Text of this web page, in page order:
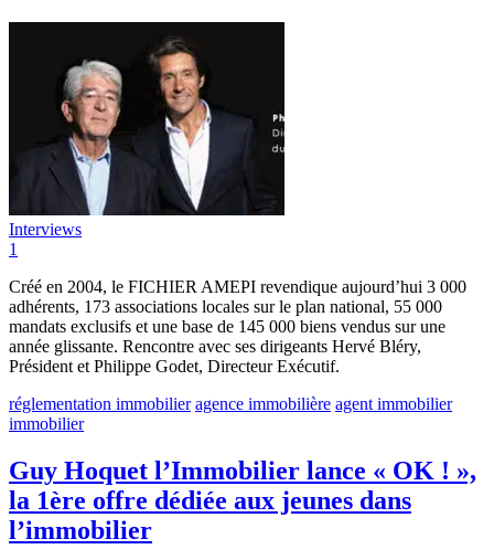
Interviews
1
Créé en 2004, le FICHIER AMEPI revendique aujourd’hui 3 000
adhérents, 173 associations locales sur le plan national, 55 000
mandats exclusifs et une base de 145 000 biens vendus sur une
année glissante. Rencontre avec ses dirigeants Hervé Bléry,
Président et Philippe Godet, Directeur Exécutif.
réglementation immobilier agence immobilière agent immobilier
immobilier
Guy Hoquet l’Immobilier lance « OK ! »,
la 1ère offre dédiée aux jeunes dans
l’immobilier